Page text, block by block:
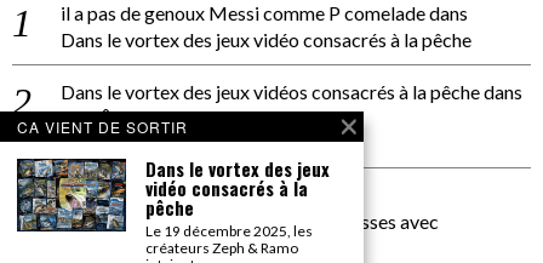
il a pas de genoux Messi comme P comeladedans
Dans le vortex des jeux vidéo consacrés à la pêche
Dans le vortex des jeux vidéos consacrés à la pêchedans
PACÔME THIELLEMENT
La séance d’Hip Gnose
La Patrie
dans
On a parlé Dolce Vita et lutte des classes avec
Bernardino Femminielli
CA VIENT DE SORTIR
Dans le vortex des jeux
vidéo consacrés à la
pêche
Le 19 décembre 2025, les
créateurs Zeph & Ramo